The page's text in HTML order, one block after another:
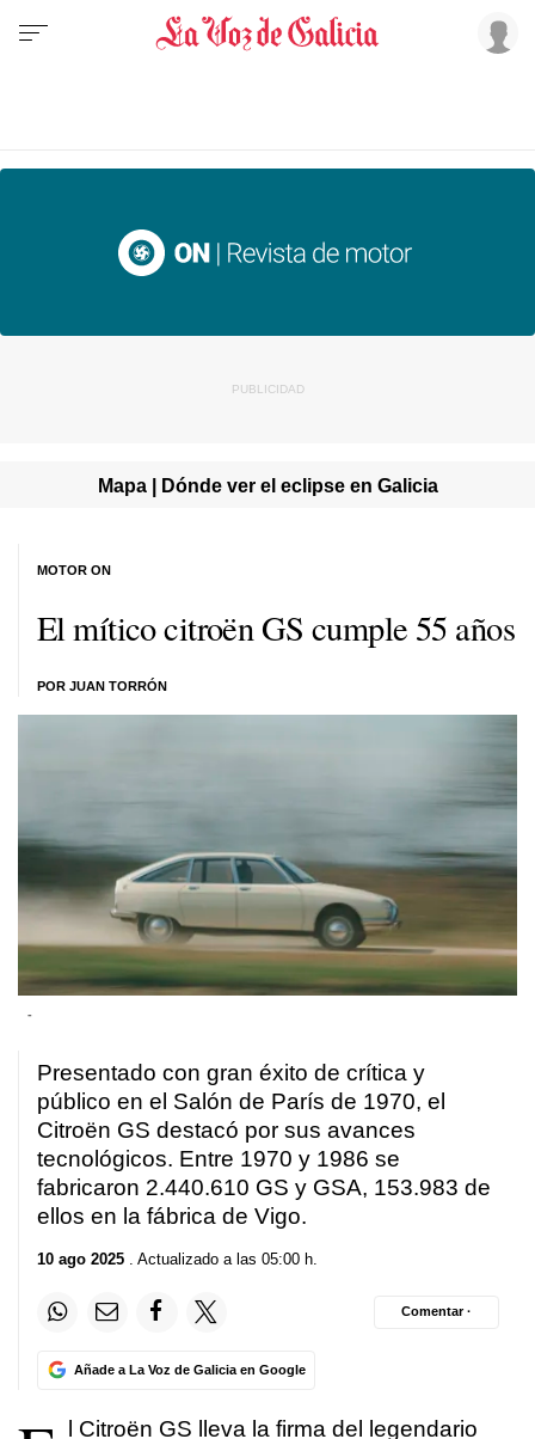
Mapa | Dónde ver el eclipse en Galicia
El mítico citroën GS cumple 55 años
POR JUAN TORRÓN
MOTOR ON
-
Presentado con gran éxito de crítica y
público en el Salón de París de 1970, el
Citroën GS destacó por sus avances
tecnológicos. Entre 1970 y 1986 se
fabricaron 2.440.610 GS y GSA, 153.983 de
ellos en la fábrica de Vigo.
10 ago 2025 . Actualizado a las 05:00 h.
Añade a La Voz de Galicia en Google
Comentar ·
l Citroën GS lleva la firma del legendario